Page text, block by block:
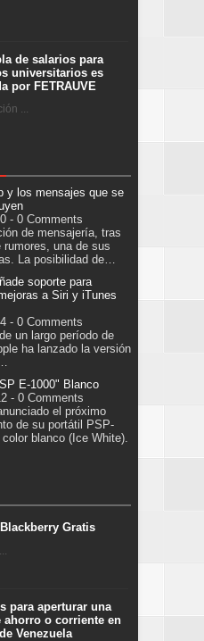
de salarios para
universitarios es
por FETRAUVE
...
y los mensajes que se
- 0 Comments
de mensajería, tras
rumores, una de sus
La posibilidad de…
soporte para
a Siri y iTunes
- 0 Comments
un largo período de
ha lanzado la versión
E-1000" Blanco
- 0 Comments
el próximo
de su portátil PSP-
color blanco (Ice White).
Gratis
para aperturar una
ahorro o corriente en
Venezuela